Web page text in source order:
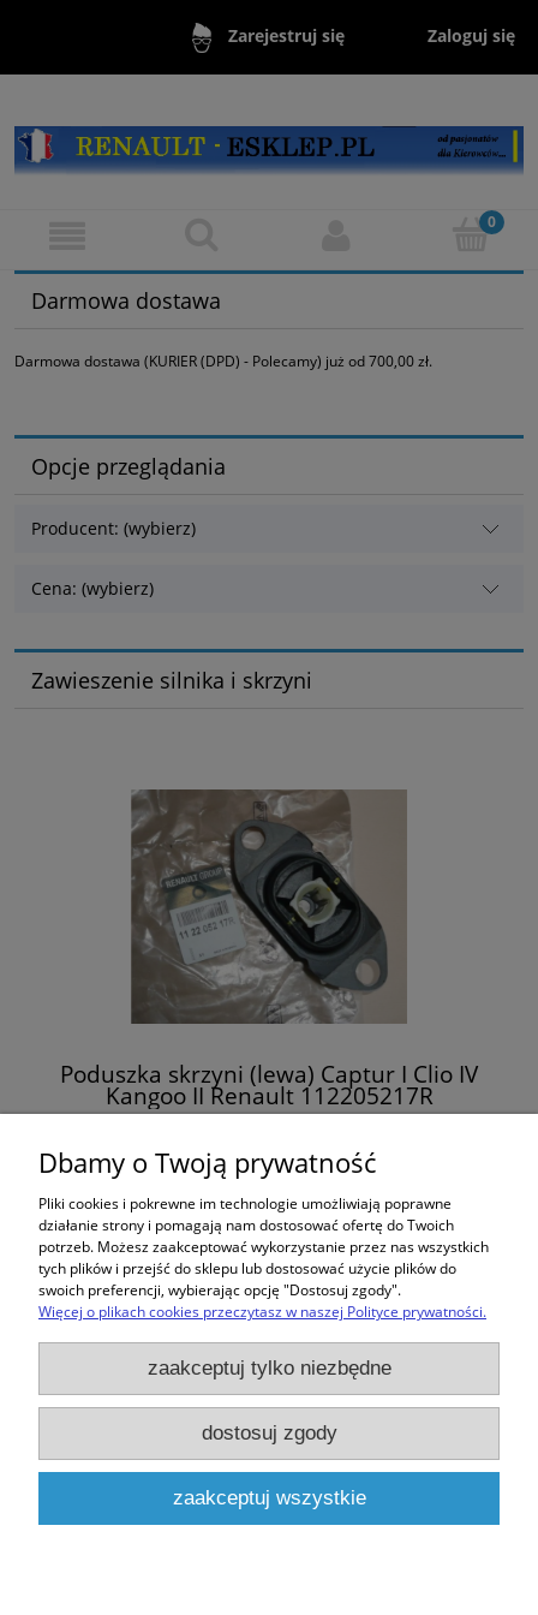
Zarejestruj się Zaloguj się
Darmowa dostawa
Darmowa dostawa (KURIER (DPD) - Polecamy) już od 700,00 zł.
Opcje przeglądania
Producent: (wybierz)
Cena: (wybierz)
Zawieszenie silnika i skrzyni
Poduszka skrzyni (lewa) Captur I Clio IV
Kangoo II Renault 112205217R
do koszyka
Zakupy
Pomoc
Moje konto
Informacje
Dbamy o Twoją prywatność
Pliki cookies i pokrewne im technologie umożliwiają poprawne
działanie strony i pomagają nam dostosować ofertę do Twoich
potrzeb. Możesz zaakceptować wykorzystanie przez nas wszystkich
tych plików i przejść do sklepu lub dostosować użycie plików do
swoich preferencji, wybierając opcję "Dostosuj zgody".
Więcej o plikach cookies przeczytasz w naszej Polityce prywatności.
zaakceptuj tylko niezbędne
dostosuj zgody
zaakceptuj wszystkie